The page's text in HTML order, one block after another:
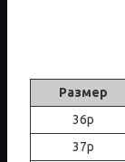
Размер
36р
37р